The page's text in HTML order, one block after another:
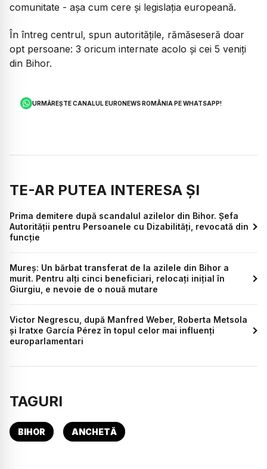
comunitate - așa cum cere și legislația europeană.
În întreg centrul, spun autoritățile, rămăseseră doar
opt persoane: 3 oricum internate acolo și cei 5 veniți
din Bihor.
URMĂREȘTE CANALUL EURONEWS ROMÂNIA PE WHATSAPP!
TE-AR PUTEA INTERESA ȘI
Prima demitere după scandalul azilelor din Bihor. Șefa
Autorității pentru Persoanele cu Dizabilități, revocată din
funcție
Mureș: Un bărbat transferat de la azilele din Bihor a
murit. Pentru alți cinci beneficiari, relocați inițial în
Giurgiu, e nevoie de o nouă mutare
Victor Negrescu, după Manfred Weber, Roberta Metsola
și Iratxe García Pérez în topul celor mai influenți
europarlamentari
TAGURI
BIHOR ANCHETĂ